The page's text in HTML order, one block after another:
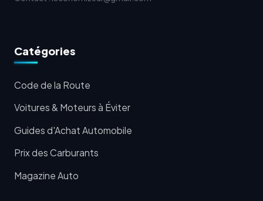
Catégories
Code de la Route
Voitures & Moteurs à Éviter
Guides d'Achat Automobile
Prix des Carburants
Magazine Auto